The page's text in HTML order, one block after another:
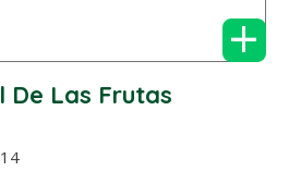
+
De Las Frutas